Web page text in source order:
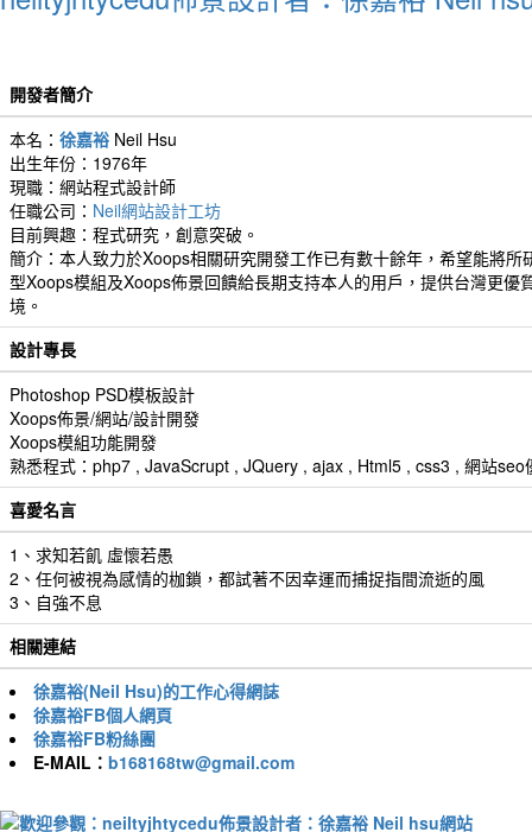
開發者簡介
本名： 徐嘉裕 Neil Hsu
出生年份：1976年
現職：網站程式設計師
任職公司： Neil網站設計工坊
目前興趣：程式研究，創意突破。
簡介：本人致力於Xoops相關研究開發工作已有數十餘年，希望能將所
型Xoops模組及Xoops佈景回饋給長期支持本人的用戶，提供台灣更優
境。
設計專長
Photoshop PSD模板設計
Xoops佈景/網站/設計開發
Xoops模組功能開發
熟悉程式：php7 , JavaScrupt , JQuery , ajax , Html5 , css3 , 網站seo
喜愛名言
1、求知若飢 虛懷若愚
2、任何被視為感情的枷鎖，都試著不因幸運而捕捉指間流逝的風
3、自強不息
相關連結
徐嘉裕(Neil Hsu)的工作心得網誌
徐嘉裕FB個人網頁
徐嘉裕FB粉絲團
E-MAIL： b168168tw@gmail.com